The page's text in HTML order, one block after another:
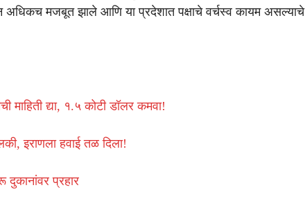
अधिकच मजबूत झाले आणि या प्रदेशात पक्षाचे वर्चस्व कायम असल्याचे
माहिती द्या, १.५ कोटी डॉलर कमवा!
इराणला हवाई तळ दिला!
दुकानांवर प्रहार